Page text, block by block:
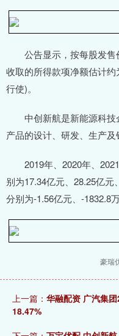
公告显示，按每股发
收取的所得款项净额估计
行使)。
中创新航是新能源科
产品的设计、研发、生产及
2019年、2020年、
别为17.34亿元、28.25亿
分别为-1.56亿元、-1832.8
豪瑞
上一篇： 华融配资 广汽集
18.47%